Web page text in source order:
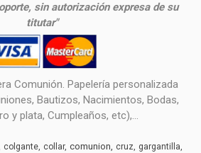
sin autorización expresa de su
titutar"
Comunión. Papelería personalizada
Bautizos, Nacimientos, Bodas,
y plata, Cumpleaños, etc),...
colgante collar comunion cruz gargantilla